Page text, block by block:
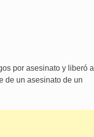
por asesinato y liberó al
de un asesinato de un